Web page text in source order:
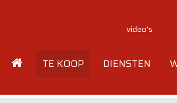
video's
TE KOOP DIENSTEN